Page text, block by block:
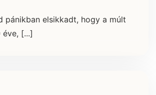
pánikban elsikkadt, hogy a múlt
[...]